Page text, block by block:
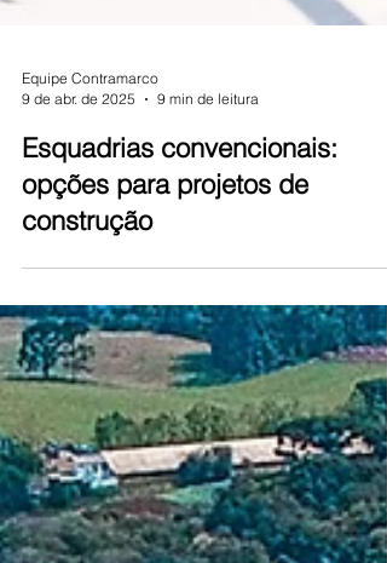
Equipe Contramarco
9 de abr. de 2025
9 min de leitura
construção